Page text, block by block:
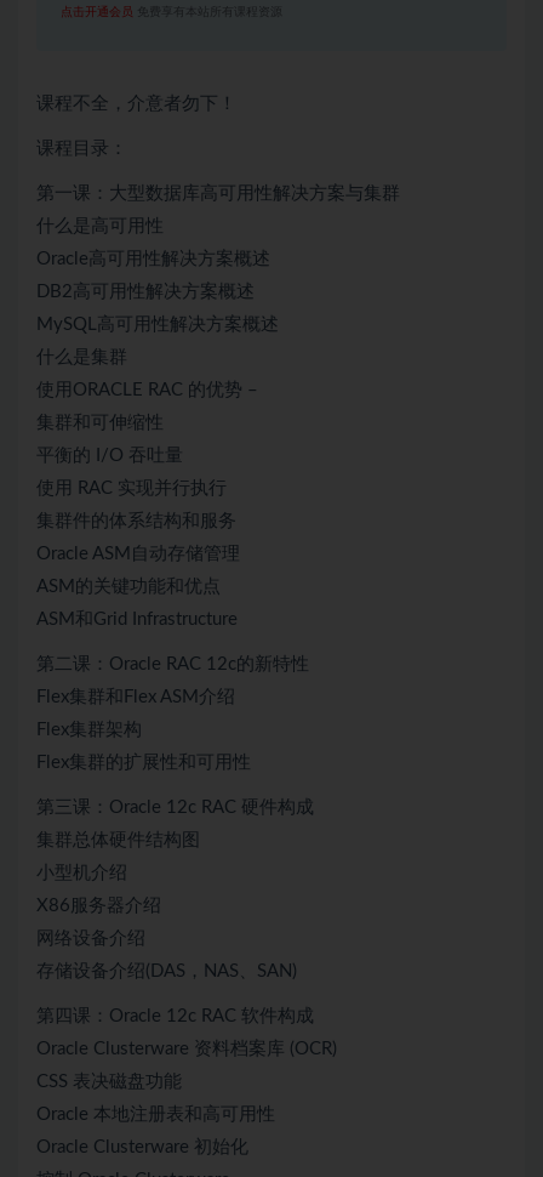
点击开通会员 免费享有本站所有课程资源
课程不全，介意者勿下！
课程目录：
第一课：大型数据库高可用性解决方案与集群
什么是高可用性
Oracle高可用性解决方案概述
DB2高可用性解决方案概述
MySQL高可用性解决方案概述
什么是集群
使用ORACLE RAC 的优势 –
集群和可伸缩性
平衡的 I/O 吞吐量
使用 RAC 实现并行执行
集群件的体系结构和服务
Oracle ASM自动存储管理
ASM的关键功能和优点
ASM和Grid Infrastructure
第二课：Oracle RAC 12c的新特性
Flex集群和Flex ASM介绍
Flex集群架构
Flex集群的扩展性和可用性
第三课：Oracle 12c RAC 硬件构成
集群总体硬件结构图
小型机介绍
X86服务器介绍
网络设备介绍
存储设备介绍(DAS，NAS、SAN)
第四课：Oracle 12c RAC 软件构成
Oracle Clusterware 资料档案库 (OCR)
CSS 表决磁盘功能
Oracle 本地注册表和高可用性
Oracle Clusterware 初始化